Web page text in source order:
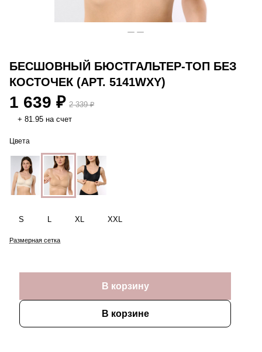
БЕСШОВНЫЙ БЮСТГАЛЬТЕР-ТОП БЕЗ
КОСТОЧЕК (АРТ. 5141WXY)
1 639 ₽ 2 339 ₽
+ 81.95 на счет
Цвета
S L XL XXL
Размерная сетка
В корзину
В корзине